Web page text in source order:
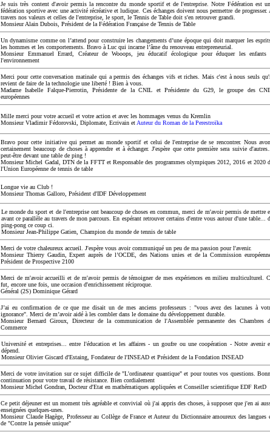
Je suis très content d'avoir permis la rencontre du monde sportif et de l'entreprise. Notre Fédération est
fédération sportive avec une activité récréative et ludique. Ces échanges doivent nous permettre de progresser.
travers nos valeurs et celles de l'entreprise, le sport, le Tennis de Table doit s'en retrouver grandi.
Monsieur Alain Dubois, Président de la Fédération Française de Tennis de Table
Un dynamisme comme on l’attend pour construire les changements d’une époque qui doit marquer les
les hommes et les comportements. Bravo à Luc qui incarne l’âme du renouveau entrepreneurial.
Monsieur Emmanuel Errard, Créateur de Wooops, jeu éducatif écologique pour éduquer les enfants
l'environnement
Merci pour cette conversation matinale qui a permis des échanges vifs et riches. Mais c'est à nous seuls
revient de faire de la technologie une liberté ! Bien à vous.
Madame Isabelle Falque-Pierrotin, Présidente de la CNIL et Présidente du G29, le groupe des
européennes
Mille merci pour votre accueil et votre action et avec les hommages venus du Kremlin
Monsieur Vladimir Fédorovski, Diplomate, Ecrivain et Auteur du Roman de la Perestroïka
Bravo pour cette initiative qui permet au monde sportif et celui de l'entreprise de se rencontrer. Nous
certainement beaucoup de choses à apprendre et à échanger. J'espère que cette première sera suivie d'autres...
peut-être devant une table de ping !
Monsieur Michel Gadal, DTN de la FFTT et Responsable des programmes olympiques 2012, 2016 et 2020
l'Union Européenne de tennis de table
Longue vie au Club !
Monsieur Thomas Galloro, Président d'IDF Développement
Le monde du sport et de l'entreprise ont beaucoup de choses en commun, merci de m'avoir permis de mettre
avant ce parallèle au travers de mon parcours. En espérant retrouver certains d'entre vous autour d'une table...
ping-pong ce coup ci.
Monsieur Jean-Philippe Gatien, Champion du monde de tennis de table
Merci de votre chaleureux accueil. J'espère vous avoir communiqué un peu de ma passion pour l'avenir.
Monsieur Thierry Gaudin, Expert auprès de l’OCDE, des Nations unies et de la Commission
Président de Prospective 2100
Merci de m'avoir accueilli et de m'avoir permis de témoigner de mes expériences en milieu multiculturel.
fut, encore une fois, une occasion d'enrichissement réciproque.
Général (2S) Dominique Gérard
J’ai eu confirmation de ce que me disait un de mes anciens professeurs : "vous avez des lacunes à
ignorance". Merci de m’avoir aidé à les combler dans le domaine du développement durable.
Monsieur Bernard Giroux, Directeur de la communication de l'Assemblée permanente des Chambres
Commerce
Université et entreprises... entre l'éducation et les affaires - un goufre ou une coopération - Notre avenir
dépend.
Monsieur Olivier Giscard d'Estaing, Fondateur de l'INSEAD et Président de la Fondation INSEAD
Merci de votre invitation sur ce sujet difficile de "L'ordinateur quantique" et pour toutes vos questions.
continuation pour votre travail de résistance. Bien cordialement
Monsieur Michel Gondran, Docteur d'Etat en mathématiques appliquées et Conseiller scientifique EDF RetD
Ce petit déjeuner est un moment très agréable et convivial où j'ai appris des choses, à supposer que j'en ai
enseignées quelques-unes.
Monsieur Claude Hagège, Professeur au Collège de France et Auteur du Dictionnaire amoureux des langues
de "Contre la pensée unique"